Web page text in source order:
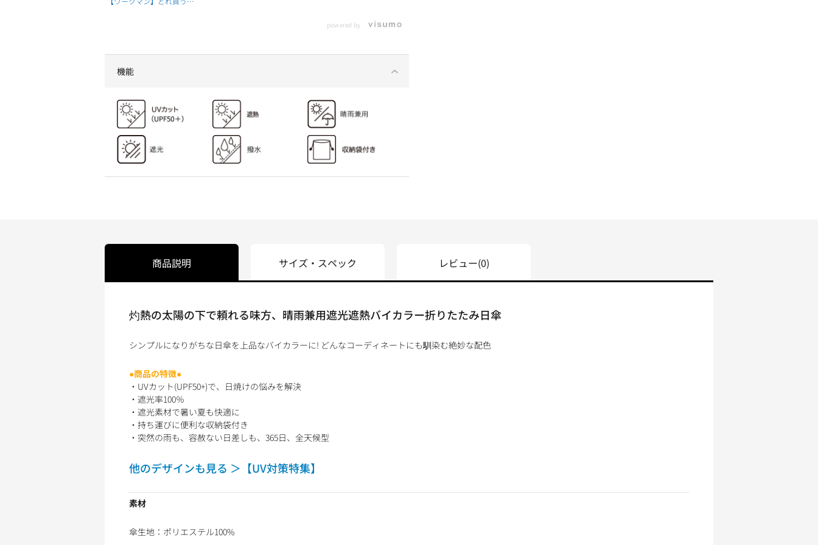
powered by
機能
商品説明
灼熱の太陽の下で頼れる味方、晴雨兼用遮光遮熱バイカラー折りたたみ日傘
シンプルになりがちな日傘を上品なバイカラーに! どんなコーディネートにも馴染む絶妙な配色
●商品の特徴●
・UVカット(UPF50+)で、日焼けの悩みを解決
・遮光率100％
・遮光素材で暑い夏も快適に
・持ち運びに便利な収納袋付き
・突然の雨も、容赦ない日差しも、365日、全天候型
他のデザインも見る ＞【UV対策特集】
素材
傘生地：ポリエステル100%
サイズ・スペック レビュー(0)